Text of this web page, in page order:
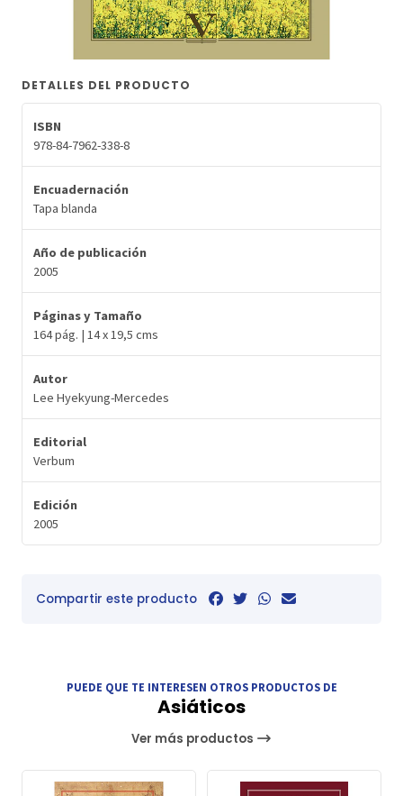
DETALLES DEL PRODUCTO
ISBN
978-84-7962-338-8
Encuadernación
Tapa blanda
Año de publicación
2005
Páginas y Tamaño
164 pág. | 14 x 19,5 cms
Autor
Lee Hyekyung-Mercedes
Editorial
Verbum
Edición
2005
Compartir este producto
PUEDE QUE TE INTERESEN OTROS PRODUCTOS DE
Asiáticos
Ver más productos